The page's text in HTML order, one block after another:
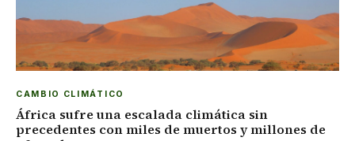
CAMBIO CLIMÁTICO
África sufre una escalada climática sin
precedentes con miles de muertos y millones de